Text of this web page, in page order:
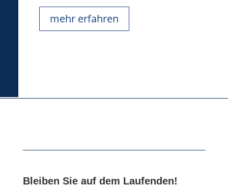
mehr erfahren
Bleiben Sie auf dem Laufenden!